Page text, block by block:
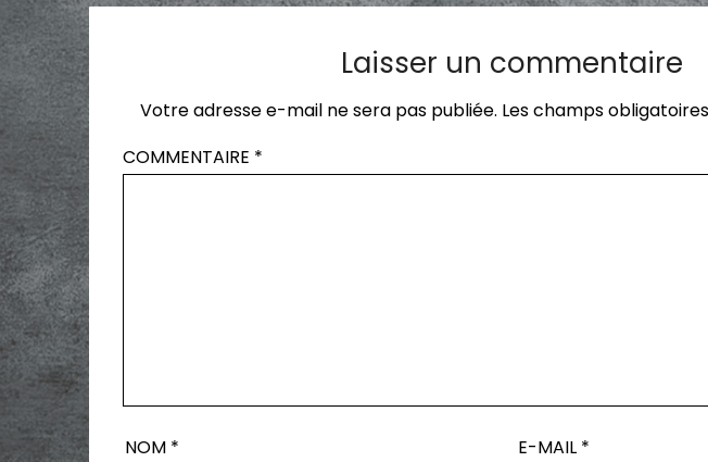
Laisser un commentaire
Votre adresse e-mail ne sera pas publiée. Les champs
COMMENTAIRE *
NOM * E-MAIL *